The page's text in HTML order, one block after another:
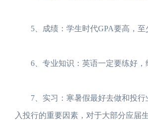
5、成绩：学生时代GPA要高，至
6、专业知识：英语一定要练好，
7、实习：寒暑假最好去做和投行
入投行的重要因素，对于大部分应届